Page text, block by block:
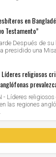
en
Testamento”
Después de
presidido una
Líderes religiosos
- Líderes
las regiones